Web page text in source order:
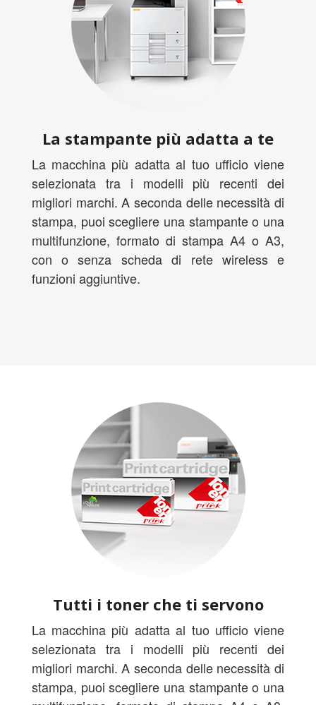
La stampante più adatta a te
La macchina più adatta al tuo ufficio viene
selezionata tra i modelli più recenti dei
migliori marchi. A seconda delle necessità di
stampa, puoi scegliere una stampante o una
multifunzione, formato di stampa A4 o A3,
con o senza scheda di rete wireless e
funzioni aggiuntive.
Tutti i toner che ti servono
La macchina più adatta al tuo ufficio viene
selezionata tra i modelli più recenti dei
migliori marchi. A seconda delle necessità di
stampa, puoi scegliere una stampante o una